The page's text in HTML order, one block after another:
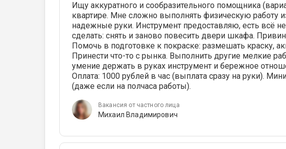
Ищу аккуратного и сообразительного помощника
квартире. Мне сложно выполнять физическую работу
надежные руки. Инструмент предоставляю, есть всё
сделать: снять и заново повесить двери шкафа.
Помочь в подготовке к покраске: размешать краску,
Принести что-то с рынка. Выполнить другие мелкие
умение держать в руках инструмент и бережное
Оплата: 1000 рублей в час (выплата сразу на руки).
(даже если на полчаса работы).
Вакансия от частного лица
Михаил Владимирович